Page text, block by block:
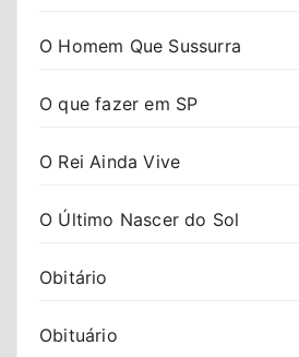
O Homem Que Sussurra
O que fazer em SP
O Rei Ainda Vive
O Último Nascer do Sol
Obitário
Obituário